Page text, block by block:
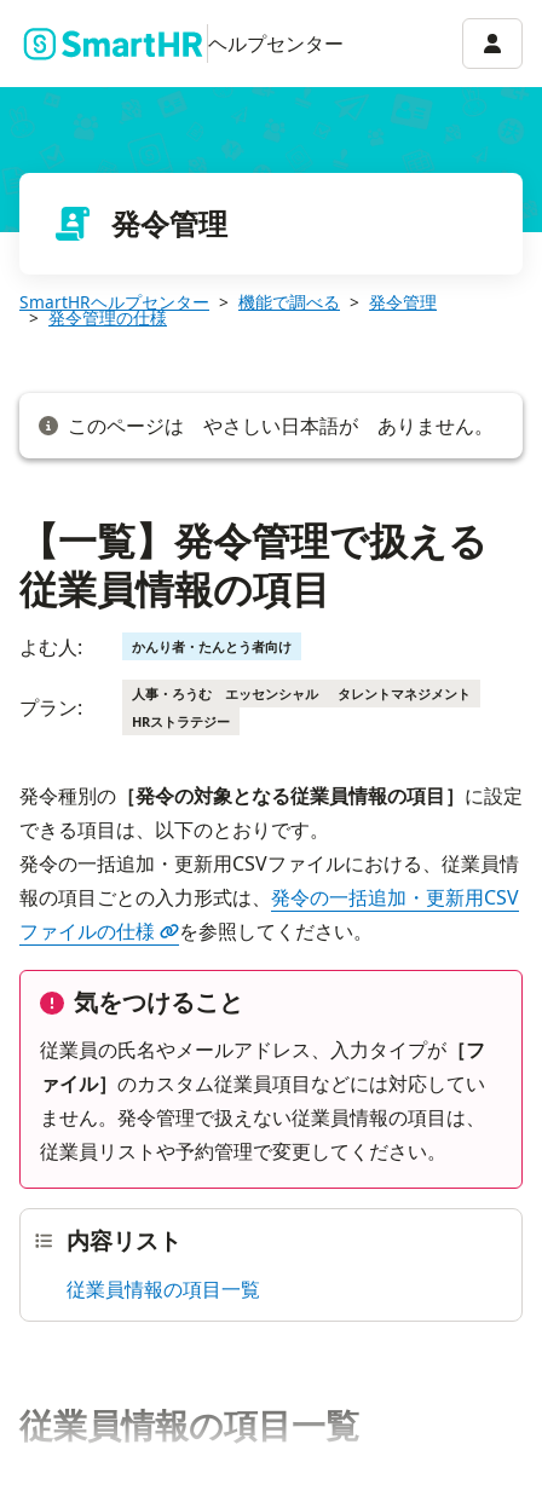
ヘルプセンター アカ
発令管理
SmartHRヘルプセンター 機能で調べる 発令管理
発令管理の仕様
このページは やさしい日本語が ありません。
【一覧】発令管理で扱える
従業員情報の項目
よむ人: かんり者・たんとう者向け
プラン:
人事・ろうむ エッセンシャル
タレントマネジメント
HRストラテジー
発令種別の ［発令の対象となる従業員情報の項目］ に設定
できる項目は、以下のとおりです。
発令の一括追加・更新用CSVファイルにおける、従業員情
報の項目ごとの入力形式は、 発令の一括追加・更新用CSV
ファイルの仕様
を参照してください。
気をつけること
従業員の氏名やメールアドレス、入力タイプが ［フ
ァイル］ のカスタム従業員項目などには対応してい
ません。発令管理で扱えない従業員情報の項目は、
従業員リストや予約管理で変更してください。
内容リスト
従業員情報の項目一覧
従業員情報の項目一覧